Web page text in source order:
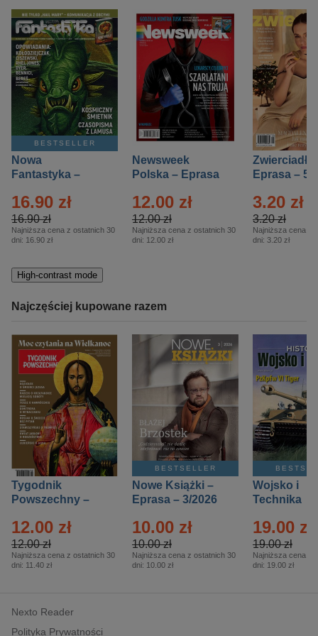
BESTSELLER
Nowa
Fantastyka –
16.90 zł
16.90 zł
Najniższa cena z ostatnich 30
dni: 16.90 zł
Newsweek
Polska – Eprasa
12.00 zł
12.00 zł
Najniższa cena z ostatnich 30
dni: 12.00 zł
Zwierciadło
Eprasa – 5/
3.20 zł
3.20 zł
Najniższa cena z
dni: 3.20 zł
High-contrast mode
Najczęściej kupowane razem
Tygodnik
Powszechny –
12.00 zł
12.00 zł
Najniższa cena z ostatnich 30
dni: 11.40 zł
BESTSELLER
Nowe Książki –
Eprasa – 3/2026
10.00 zł
10.00 zł
Najniższa cena z ostatnich 30
dni: 10.00 zł
Wojsko i
Technika
– 2/2026
19.00 zł
19.00 zł
Najniższa cena z
dni: 19.00 zł
Nexto Reader
Polityka Prywatności